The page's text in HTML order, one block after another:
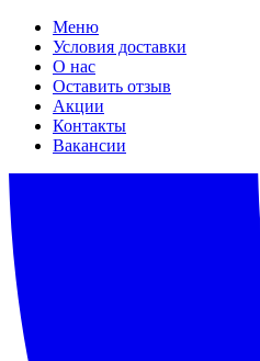
Меню
Условия доставки
О нас
Оставить отзыв
Акции
Контакты
Вакансии